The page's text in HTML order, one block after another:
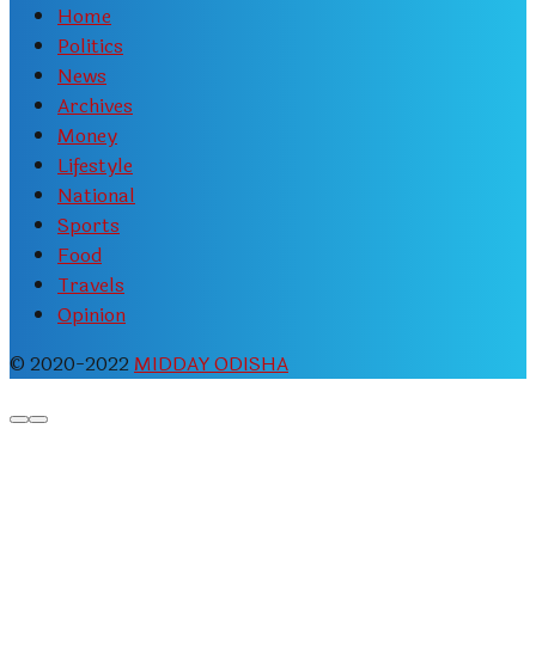
Home
Politics
News
Archives
Money
Lifestyle
National
Sports
Food
Travels
Opinion
© 2020-2022 MIDDAY ODISHA